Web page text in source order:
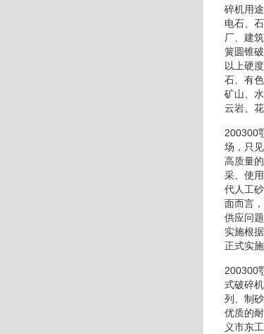
碎机用
电石、
厂、建
簧圆锥
以上硬
石、有
矿山、
云岩、
200300
场，只
高质量
采、使
代人工
面而言
供应问
实施根
正式实
200300
式破碎
列、制
优质的
义市东